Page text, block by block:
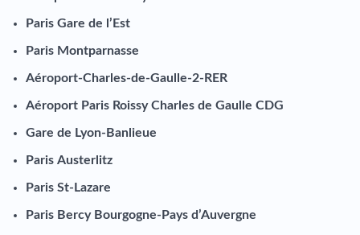
Paris Gare de l’Est
Paris Montparnasse
Aéroport-Charles-de-Gaulle-2-RER
Aéroport Paris Roissy Charles de Gaulle CDG
Gare de Lyon-Banlieue
Paris Austerlitz
Paris St-Lazare
Paris Bercy Bourgogne-Pays d’Auvergne